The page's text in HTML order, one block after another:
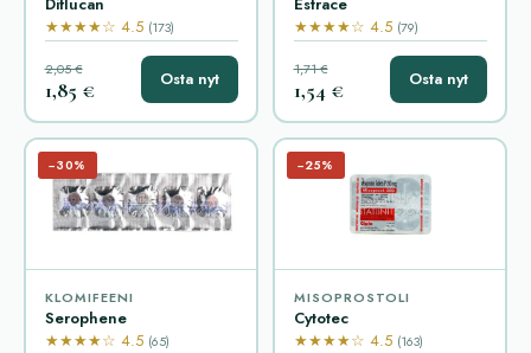
★★★★☆ 4.5 (173)
2,05 €
1,85 € Osta nyt
★★★★☆ 4.5 (79)
1,71 €
1,54 € Osta nyt
−30%
KLOMIFEENI
Serophene
★★★★☆ 4.5 (65)
−25%
MISOPROSTOLI
Cytotec
★★★★☆ 4.5 (163)